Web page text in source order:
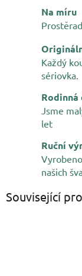
Na míru
Každý
sériovka.
Rodinná
Jsme
let
Ruční
našich
Související